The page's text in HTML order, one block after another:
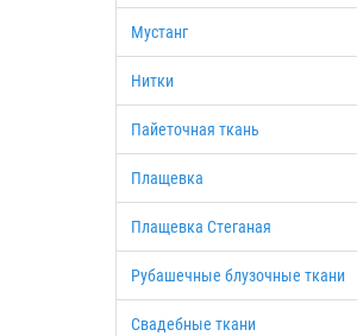
Мустанг
Нитки
Пайеточная ткань
Плащевка
Плащевка Стеганая
Рубашечные блузочные ткани
Свадебные ткани